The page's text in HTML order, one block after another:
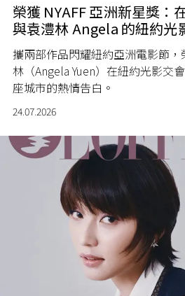
榮獲 NYAFF 亞洲新星獎：
與袁澧林 Angela 的紐約光
攜兩部作品閃耀紐約亞洲電影節
林（Angela Yuen）在紐約光影交
座城市的熱情告白。
24.07.2026